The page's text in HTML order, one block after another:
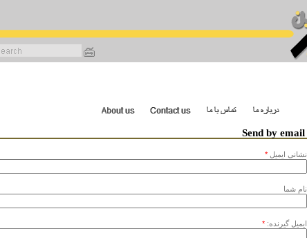
Send by email
نشانى ايميل *
نام شما
ایمیل گیرنده: *